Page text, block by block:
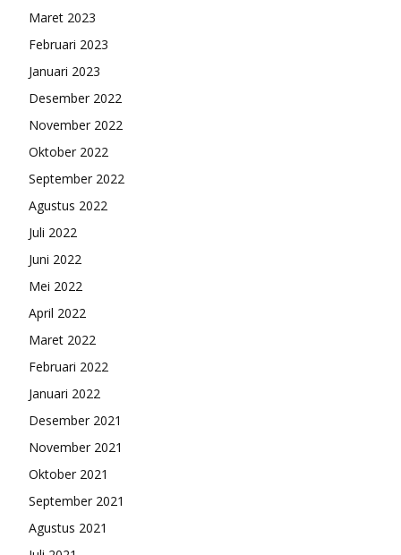
Maret 2023
Februari 2023
Januari 2023
Desember 2022
November 2022
Oktober 2022
September 2022
Agustus 2022
Juli 2022
Juni 2022
Mei 2022
April 2022
Maret 2022
Februari 2022
Januari 2022
Desember 2021
November 2021
Oktober 2021
September 2021
Agustus 2021